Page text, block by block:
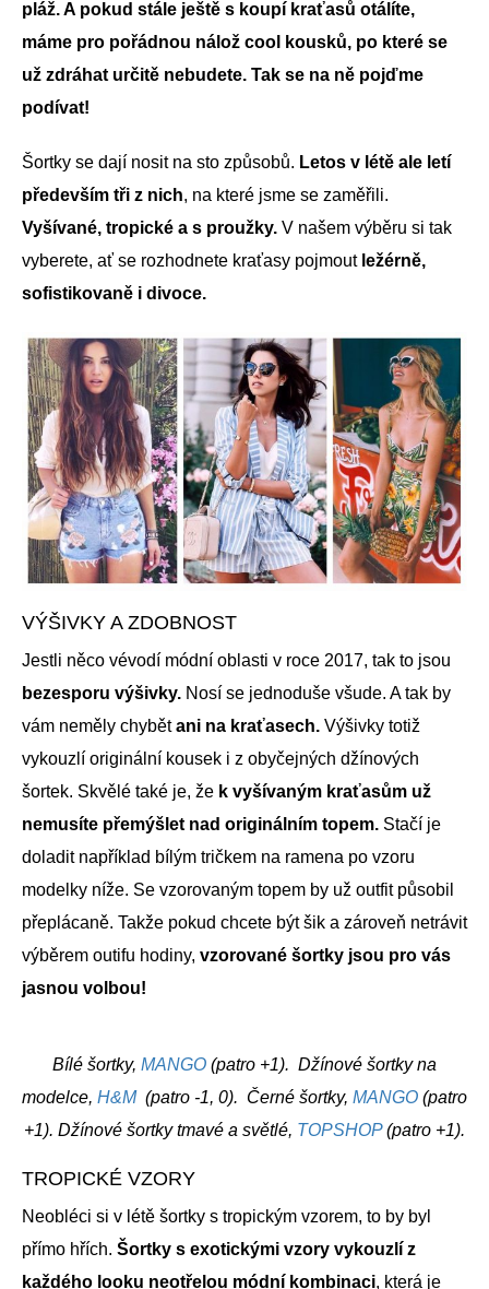
pláž. A pokud stále ještě s koupí kraťasů otálíte,
máme pro pořádnou nálož cool kousků, po které se
už zdráhat určitě nebudete. Tak se na ně pojďme
podívat!
Šortky se dají nosit na sto způsobů. Letos v létě ale letí
především tři z nich, na které jsme se zaměřili.
Vyšívané, tropické a s proužky. V našem výběru si tak
vyberete, ať se rozhodnete kraťasy pojmout ležérně,
sofistikovaně i divoce.
VÝŠIVKY A ZDOBNOST
Jestli něco vévodí módní oblasti v roce 2017, tak to jsou
bezesporu výšivky. Nosí se jednoduše všude. A tak by
vám neměly chybětani na kraťasech. Výšivky totiž
vykouzlí originální kousek i z obyčejných džínových
šortek. Skvělé také je, že k vyšívaným kraťasům už
nemusíte přemýšlet nad originálním topem. Stačí je
doladit například bílým tričkem na ramena po vzoru
modelky níže. Se vzorovaným topem by už outfit působil
přeplácaně. Takže pokud chcete být šik a zároveň netrávit
výběrem outifu hodiny, vzorované šortky jsou pro vás
jasnou volbou!
Bílé šortky, MANGO (patro +1). Džínové šortky na
modelce, H&M (patro -1, 0). Černé šortky, MANGO (patro
+1). Džínové šortky tmavé a světlé, TOPSHOP(patro +1).
TROPICKÉ VZORY
Neobléci si v létě šortky s tropickým vzorem, to by byl
přímo hřích. Šortky s exotickými vzory vykouzlí z
každého looku neotřelou módní kombinaci, která je